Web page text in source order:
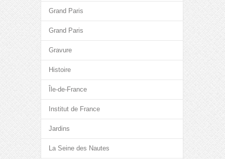
Grand Paris
Grand Paris
Gravure
Histoire
Île-de-France
Institut de France
Jardins
La Seine des Nautes